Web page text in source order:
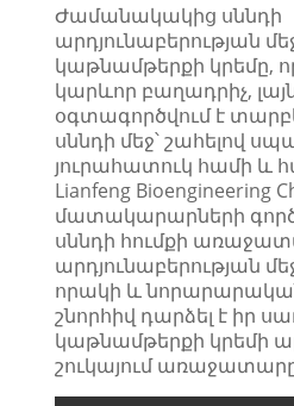
Ժամանակակից սննդի
արդյունաբերության
կաթնամթերքի կրեմը,
կարևոր բաղադրիչ,
օգտագործվում է
սննդի մեջ՝ շահելով
յուրահատուկ համի և
Lianfeng
մատակարարների
սննդի հումքի
արդյունաբերության
որակի և
շնորհիվ դարձել է իր
կաթնամթերքի կրեմի
շուկայում